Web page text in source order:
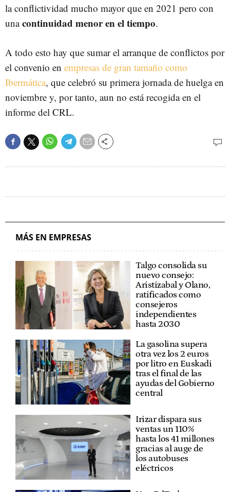
la conflictividad mucho mayor que en 2021 pero con
unacontinuidad menor en el tiempo.
A todo esto hay que sumar el arranque de conflictos por
el convenio en empresas de gran tamaño como
Ibermática, que celebró su primera jornada de huelga en
noviembre y, por tanto, aun no está recogida en el
informe del CRL.
MÁS EN EMPRESAS
Talgo consolida su
nuevo consejo:
Aristizabal y Olano,
ratificados como
consejeros
independientes
hasta 2030
La gasolina supera
otra vez los 2 euros
por litro en Euskadi
tras el final de las
ayudas del Gobierno
central
Irizar dispara sus
ventas un 110%
hasta los 41 millones
gracias al auge de
los autobuses
eléctricos